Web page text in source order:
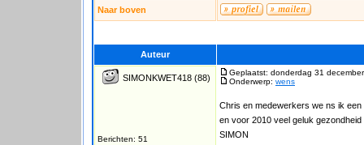
Naar boven
Auteur
SIMONKWET418 (88)
Berichten: 51
Geplaatst: donderdag 31
Onderwerp: wens
Chris en medewerkers we ns ik een
en voor 2010 veel geluk gezondheid
SIMON